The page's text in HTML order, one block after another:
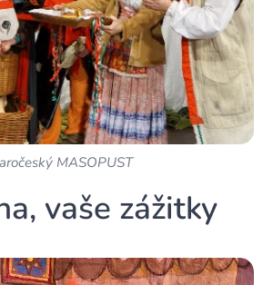
MASOPUST
vaše zážitky